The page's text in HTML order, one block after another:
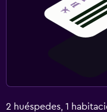
2 huéspedes, 1